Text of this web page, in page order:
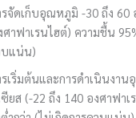
จัดเก็บอุณหภูมิ -30 ถึง 60
ศาฟาเรนไฮต์) ความชื้น
บแน่น)
เริ่มต้นและการดำเนินงาน
ซียส (-22 ถึง 140 องศาฟา